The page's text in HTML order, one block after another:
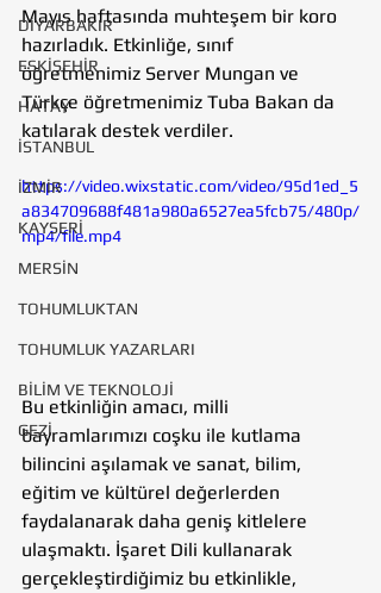
DİYARBAKIR
ESKİŞEHİR
HATAY
İSTANBUL
İZMİR
KAYSERİ
MERSİN
TOHUMLUKTAN
TOHUMLUK YAZARLARI
BİLİM VE TEKNOLOJİ
GEZİ
Mayıs haftasında muhteşem bir koro
hazırladık. Etkinliğe, sınıf
öğretmenimiz Server Mungan ve
Türkçe öğretmenimiz Tuba Bakan da
katılarak destek verdiler.
https://video.wixstatic.com/video/95d1ed_5
a834709688f481a980a6527ea5fcb75/480p/
mp4/file.mp4
Bu etkinliğin amacı, milli
bayramlarımızı coşku ile kutlama
bilincini aşılamak ve sanat, bilim,
eğitim ve kültürel değerlerden
faydalanarak daha geniş kitlelere
ulaşmaktı. İşaret Dili kullanarak
gerçekleştirdiğimiz bu etkinlikle,